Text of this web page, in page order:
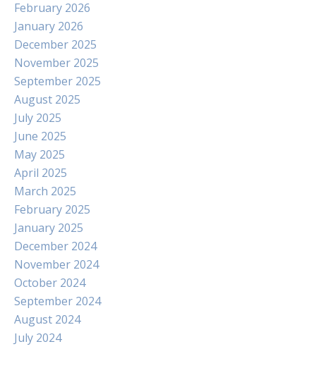
February 2026
January 2026
December 2025
November 2025
September 2025
August 2025
July 2025
June 2025
May 2025
April 2025
March 2025
February 2025
January 2025
December 2024
November 2024
October 2024
September 2024
August 2024
July 2024